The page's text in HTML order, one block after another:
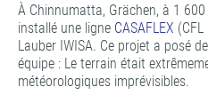
À Chinnumatta, Grächen, à 1
installé une ligne CASAFLEX
Lauber IWISA. Ce projet a posé
équipe : Le terrain était
météorologiques imprévisibles.